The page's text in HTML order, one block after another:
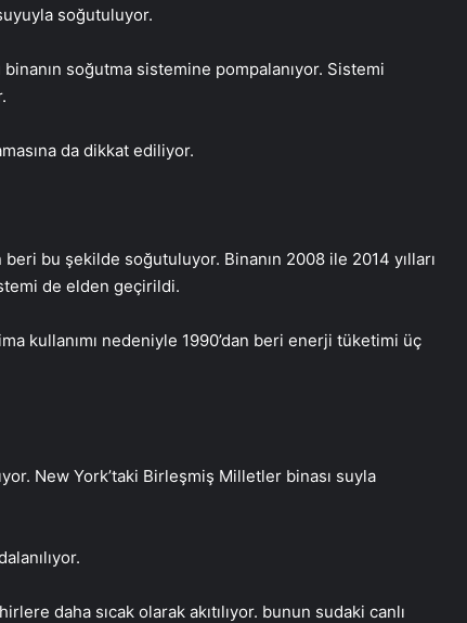
soğutuluyor.
soğutma sistemine pompalanıyor. Sistemi
da dikkat ediliyor.
beri bu şekilde soğutuluyor. Binanın 2008 ile 2014 yılları
de elden geçirildi.
kullanımı nedeniyle 1990’dan beri enerji tüketimi üç
New York’taki Birleşmiş Milletler binası suyla
daha sıcak olarak akıtılıyor. bunun sudaki canlı